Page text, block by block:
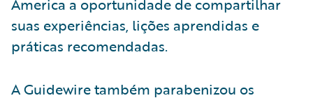
suas experiências, lições aprendidas e
práticas recomendadas.
A Guidewire também parabenizou os